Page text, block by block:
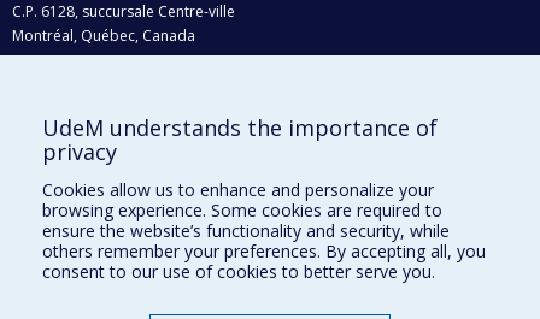
C.P. 6128, succursale Centre-ville
Montréal, Québec, Canada
H3C 3J7
Qui fait quoi?
Nous trouver
Plan du site
Accessibilité
UdeM understands the importance of
privacy
Cookies allow us to enhance and personalize your
browsing experience. Some cookies are required to
ensure the website’s functionality and security, while
others remember your preferences. By accepting all, you
consent to our use of cookies to better serve you.